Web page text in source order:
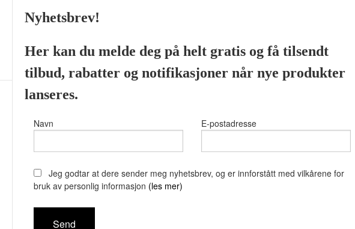
Skjeggprodukter fra ulike
Viking’s Perfume House & Beard Co
Vår nettbutikk bruker cookies slik
bruker cookies hovedsaklig til å
Fortsett å bruke siden som
Nyhetsbrev!
Her kan du melde deg på helt gratis og få tilsendt
tilbud, rabatter og notifikasjoner når nye produkter
lanseres.
Navn E-postadresse
Jeg godtar at dere sender meg nyhetsbrev, og er innforstått med vilkårene for
bruk av personlig informasjon (les mer)